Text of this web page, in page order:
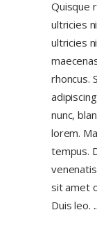
Quisque
ultricies
ultricies
rhoncus.
nunc,
lorem.
tempus.
sit amet
Duis leo.